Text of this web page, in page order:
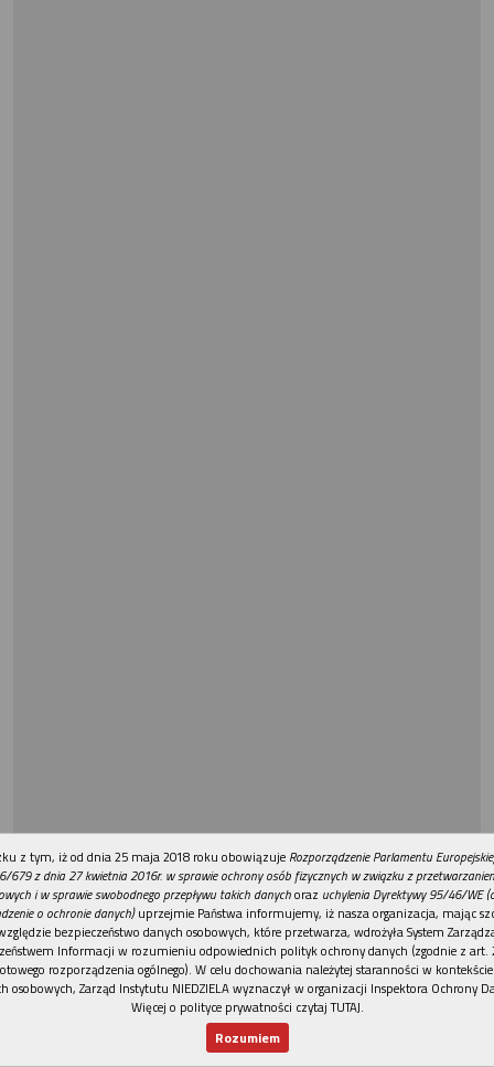
REKLAMA
z tym, iż od dnia 25 maja 2018 roku obowiązuje Rozporządzenie Parlamentu
679 z dnia 27 kwietnia 2016r. w sprawie ochrony osób fizycznych w związku z
i w sprawie swobodnego przepływu takich danychoraz uchylenia Dyrektywy 95/46/WE
o ochronie danych)uprzejmie Państwa informujemy, iż nasza organizacja, mając
bezpieczeństwo danych osobowych, które przetwarza, wdrożyła System
Informacji w rozumieniu odpowiednich polityk ochrony danych (zgodnie z art.
rozporządzenia ogólnego). W celu dochowania należytej staranności w
osobowych, Zarząd Instytutu NIEDZIELA wyznaczył w organizacji Inspektora Ochrony
Więcej o polityce prywatności czytaj TUTAJ.
Rozumiem